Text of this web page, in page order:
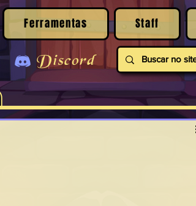
Ferramentas Staff
Discord